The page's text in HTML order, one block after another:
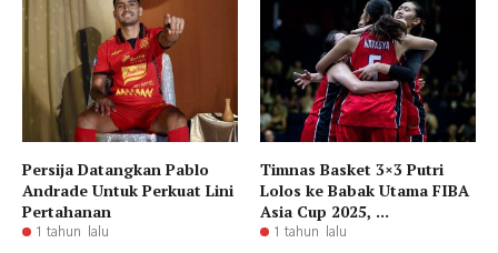
Persija Datangkan Pablo
Andrade Untuk Perkuat Lini
Pertahanan
1 tahun lalu
Timnas Basket 3×3 Putri
Lolos ke Babak Utama FIBA
Asia Cup 2025, ...
1 tahun lalu